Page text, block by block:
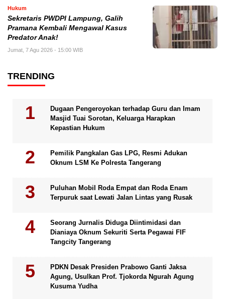
Hukum
Sekretaris PWDPI Lampung, Galih
Pramana Kembali Mengawal Kasus
Predator Anak!
Jumat, 7 Agu 2026 - 15:00 WIB
TRENDING
Dugaan Pengeroyokan terhadap Guru dan Imam
Masjid Tuai Sorotan, Keluarga Harapkan
Kepastian Hukum
Pemilik Pangkalan Gas LPG, Resmi Adukan
Oknum LSM Ke Polresta Tangerang
Puluhan Mobil Roda Empat dan Roda Enam
Terpuruk saat Lewati Jalan Lintas yang Rusak
Seorang Jurnalis Diduga Diintimidasi dan
Dianiaya Oknum Sekuriti Serta Pegawai FIF
Tangcity Tangerang
PDKN Desak Presiden Prabowo Ganti Jaksa
Agung, Usulkan Prof. Tjokorda Ngurah Agung
Kusuma Yudha